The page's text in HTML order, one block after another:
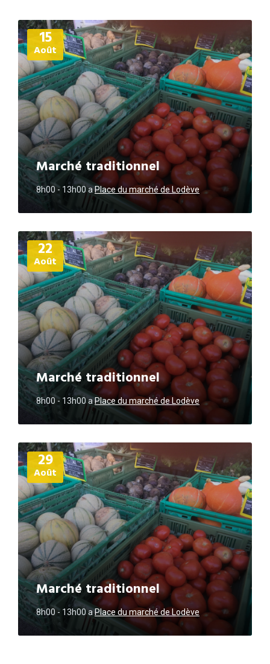
15
Août
Marché traditionnel
8h00 - 13h00aPlace du marché de Lodève
Plus
d'informations
22
Août
Marché traditionnel
8h00 - 13h00aPlace du marché de Lodève
Plus
d'informations
29
Août
Marché traditionnel
8h00 - 13h00aPlace du marché de Lodève
Plus
d'informations